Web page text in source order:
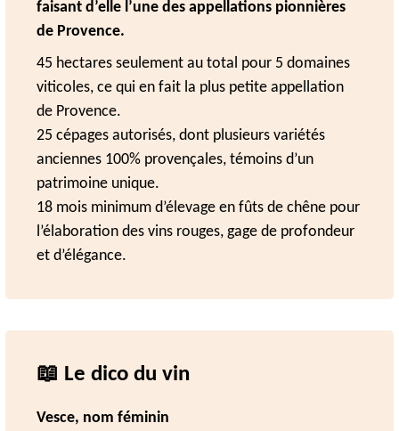
faisant d’elle l’une des appellations pionnières
de Provence.
45 hectares seulement au total pour 5 domaines
viticoles, ce qui en fait la plus petite appellation
de Provence.
25 cépages autorisés, dont plusieurs variétés
anciennes 100% provençales, témoins d’un
patrimoine unique.
18 mois minimum d’élevage en fûts de chêne pour
l’élaboration des vins rouges, gage de profondeur
et d’élégance.
📖 Le dico du vin
Vesce, nom féminin